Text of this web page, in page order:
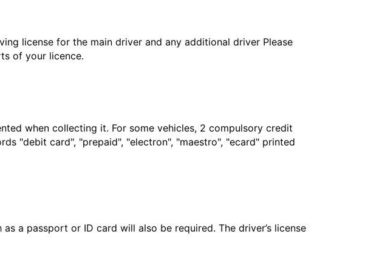
license for the main driver and any additional driver Please
of your licence.
when collecting it. For some vehicles, 2 compulsory credit
"debit card", "prepaid", "electron", "maestro", "ecard" printed
a passport or ID card will also be required. The driver’s license